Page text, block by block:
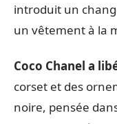
introduit un
un vêtement à la
Coco Chanel a
corset et des
noire, pensée